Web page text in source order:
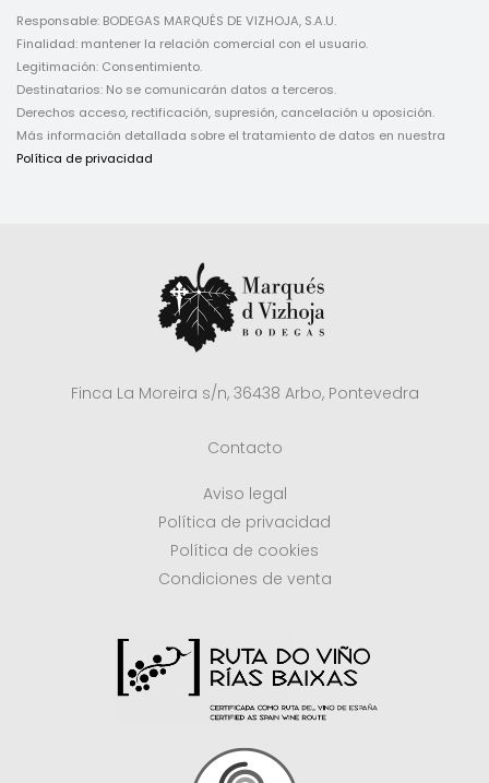
Responsable: BODEGAS MARQUÉS DE VIZHOJA, S.A.U.
Finalidad: mantener la relación comercial con el usuario.
Legitimación: Consentimiento.
Destinatarios: No se comunicarán datos a terceros.
Derechos acceso, rectificación, supresión, cancelación u oposición.
Más información detallada sobre el tratamiento de datos en nuestra
Política de privacidad
Finca La Moreira s/n, 36438 Arbo, Pontevedra
Contacto
Aviso legal
Política de privacidad
Política de cookies
Condiciones de venta